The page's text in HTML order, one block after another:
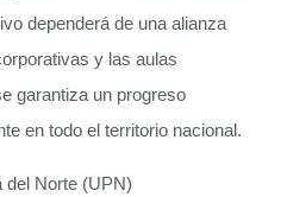
dependerá de una alianza
y las aulas
garantiza un progreso
en todo el territorio nacional.
del Norte (UPN)